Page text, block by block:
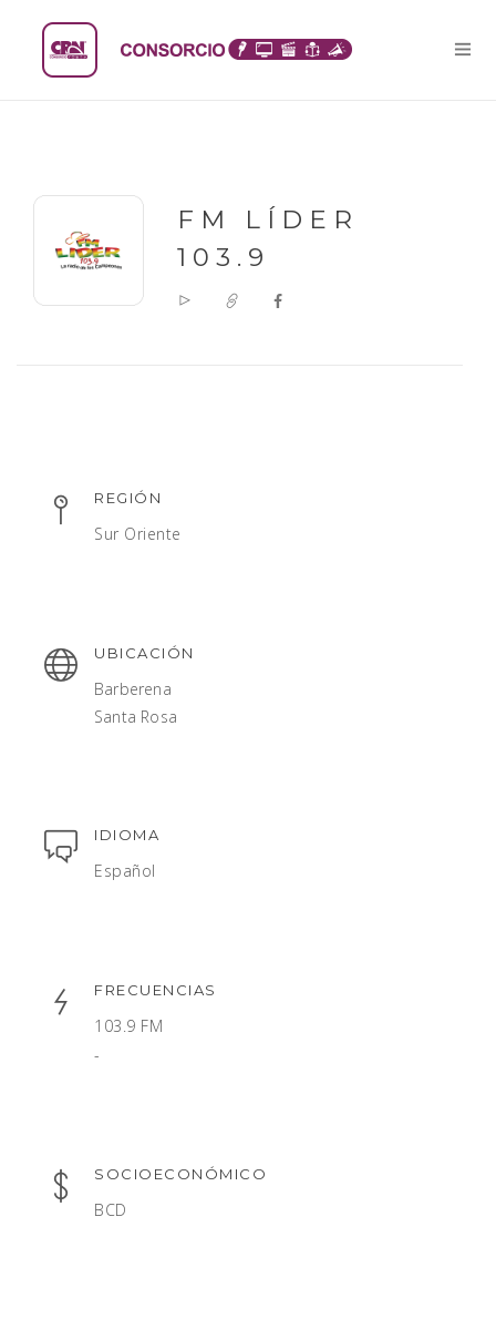
FM LÍDER
103.9
REGIÓN
Sur Oriente
UBICACIÓN
Barberena
Santa Rosa
IDIOMA
Español
FRECUENCIAS
103.9 FM
-
SOCIOECONÓMICO
BCD